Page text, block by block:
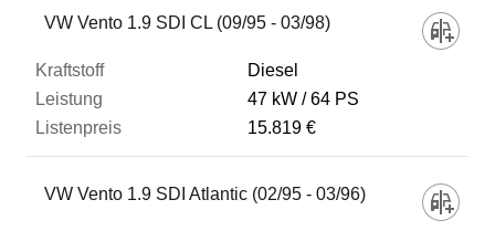
VW Vento 1.9 SDI CL (09/95 - 03/98)
Diesel
47 kW
64 PS
15.819 €
VW Vento 1.9 SDI Atlantic (02/95 - 03/96)